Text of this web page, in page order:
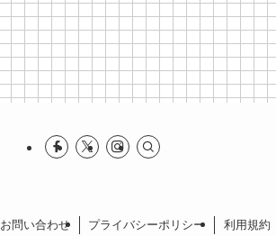
お問い合わせ プライバシーポリシー 利⽤規約